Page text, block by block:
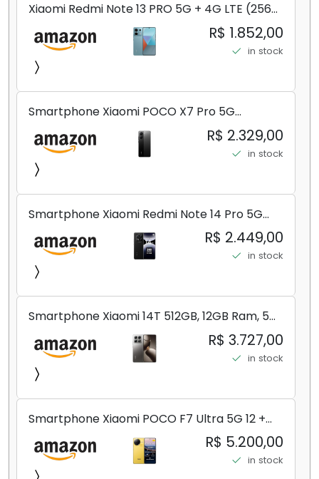
Xiaomi Redmi Note 13 PRO 5G + 4G LTE (256
GB + 8 GB) 200 MP Triplo (Mobile Mint Tello
e) + (Pacote de carregador duplo de carro
rápido) (Ocean Teal (ROM))
R$ 1.852,00
in stock
Smartphone Xiaomi POCO X7 Pro 5G
8+256GB/12+256GB/12+512GB
R$ 2.329,00
in stock
Smartphone Xiaomi Redmi Note 14 Pro 5G
Midnight Black (Preto) 12GB RAM 512GB ROM
NFC [ 24090RA29G ]
R$ 2.449,00
in stock
Smartphone Xiaomi 14T 512GB, 12GB Ram, 5G,
Leica, Cinza - no Brasil
R$ 3.727,00
in stock
Smartphone Xiaomi POCO F7 Ultra 5G 12 +
256GB/16+512GB Processador Snapdragon 8
Elite Top de Linha Chip VisionBoost D7 para
Jogos Pesados Tela Flow AMOLED 2K...
R$ 5.200,00
in stock